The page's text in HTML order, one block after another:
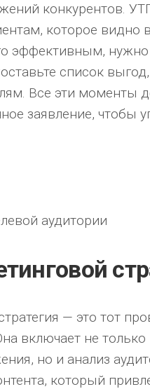
конкурентов.
которое видно
эффективным,
список
Все эти моменты
заявление, чтобы
аудитории
— это тот
включает не
но и анализ
который